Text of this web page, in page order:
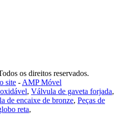
os direitos reservados.
site - AMP Móvel
, Válvula de gaveta forjada,
de encaixe de bronze, Peças de
reta,